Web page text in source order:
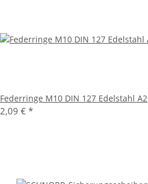
Federringe M10 DIN 127 Edelstahl A2
2,09 € *